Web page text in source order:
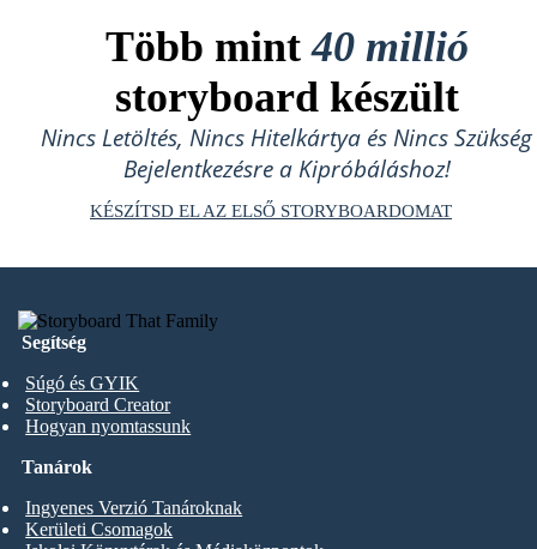
Több mint40 millió
storyboard készült
Nincs Letöltés, Nincs Hitelkártya és Nincs Szükség
Bejelentkezésre a Kipróbáláshoz!
KÉSZÍTSD EL AZ ELSŐ STORYBOARDOMAT
Segítség
Súgó és GYIK
Storyboard Creator
Hogyan nyomtassunk
Tanárok
Ingyenes Verzió Tanároknak
Kerületi Csomagok